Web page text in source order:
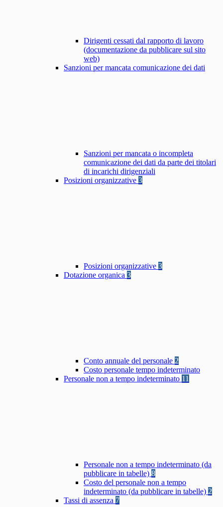
Dirigenti cessati dal rapporto di lavoro
(documentazione da pubblicare sul sito
web)
Sanzioni per mancata comunicazione dei dati
Sanzioni per mancata o incompleta
comunicazione dei dati da parte dei titolari
di incarichi dirigenziali
Posizioni organizzative 3
Posizioni organizzative 3
Dotazione organica 3
Conto annuale del personale 2
Costo personale tempo indeterminato
Personale non a tempo indeterminato 11
Personale non a tempo indeterminato (da
pubblicare in tabelle) 8
Costo del personale non a tempo
indeterminato (da pubblicare in tabelle) 2
Tassi di assenza 7